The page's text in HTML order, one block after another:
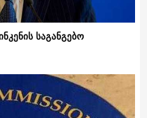
საგანგებო